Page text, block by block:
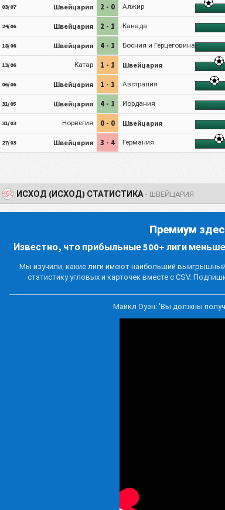
03/07 Швейцария 2 - 0 Алжир
24/06 Швейцария 2 - 1 Канада
18/06 Швейцария 4 - 1 Босния и Герцеговина
13/06 Катар 1 - 1 Швейцария
06/06 Швейцария 1 - 1 Австралия
31/05 Швейцария 4 - 1 Иордания
31/03 Норвегия 0 - 0 Швейцария
27/03 Швейцария 3 - 4 Германия
ИСХОД (ИСХОД) СТАТИСТИКА - ШВЕЙЦАРИЯ
Премиум
Известно, что прибыльные 500+ лиги
Мы изучили, какие лиги имеют наибольший
статистику угловых и карточек вместе с CSV.
Майкл Оуэн: 'Вы должны